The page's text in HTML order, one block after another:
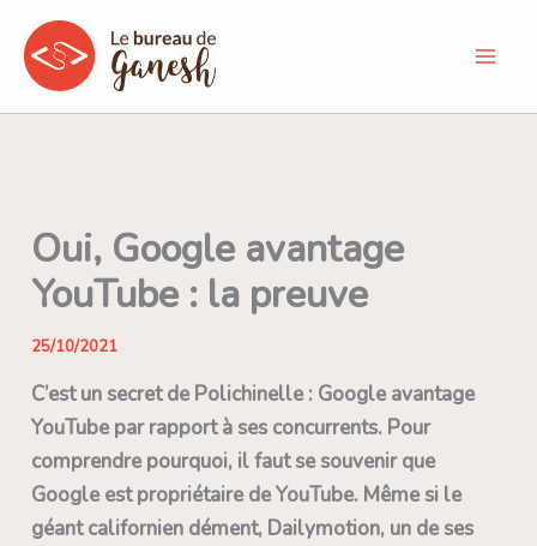
Aller
contenu
Oui, Google avantage
YouTube : la preuve
25/10/2021
C’est un secret de Polichinelle : Google avantage
YouTube par rapport à ses concurrents. Pour
comprendre pourquoi, il faut se souvenir que
Google est propriétaire de YouTube. Même si le
géant californien dément, Dailymotion, un de ses